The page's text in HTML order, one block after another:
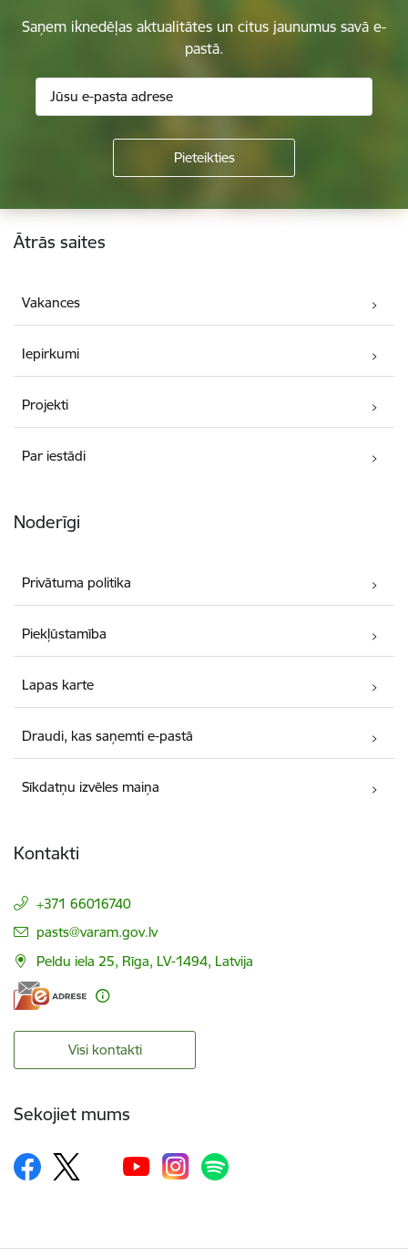
Saņem iknedēļas aktualitātes un citus jaunumus savā e-
pastā.
Kājene
Ātrās saites
Vakances
Iepirkumi
Projekti
Par iestādi
Noderīgi
Privātuma politika
Piekļūstamība
Lapas karte
Draudi, kas saņemti e-pastā
Sīkdatņu izvēles maiņa
Kontakti
+371 66016740
E-pasts:
pasts@varam.gov.lv
Peldu iela 25, Rīga, LV-1494, Latvija
Visi kontakti
Sekojiet mums